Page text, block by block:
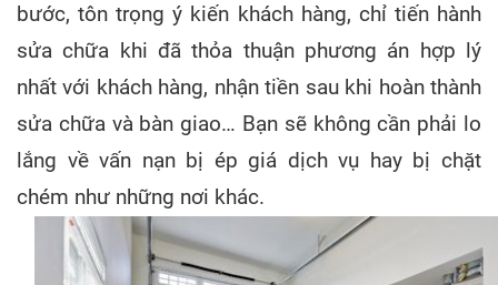
bước, tôn trọng ý kiến khách hàng, chỉ tiến hành
sửa chữa khi đã thỏa thuận phương án hợp lý
nhất với khách hàng, nhận tiền sau khi hoàn thành
sửa chữa và bàn giao… Bạn sẽ không cần phải lo
lắng về vấn nạn bị ép giá dịch vụ hay bị chặt
chém như những nơi khác.